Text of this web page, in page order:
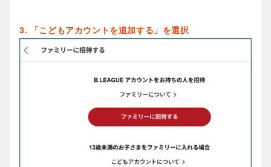
3. 「こどもアカウントを追加する」を選択